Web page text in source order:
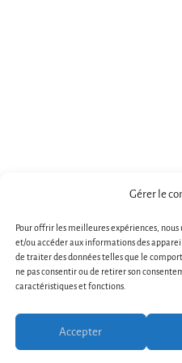
Gérer le
Pour offrir les meilleures expériences,
et/ou accéder aux informations des
de traiter des données telles que le
ne pas consentir ou de retirer son
caractéristiques et fonctions.
Accepter